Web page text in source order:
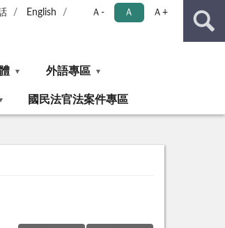
English Ａ- Ａ Ａ+
外語專區
國民法官法案件專區